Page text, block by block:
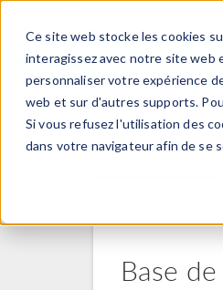
Ce site web stocke les cookies
interagissez avec notre site web
personnaliser votre expérience
web et sur d'autres supports.
Si vous refusez l'utilisation des
dans votre navigateur afin de se
Centre
Base